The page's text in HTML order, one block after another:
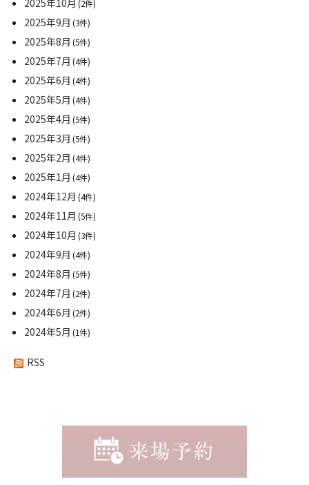
2025年10月 (2件)
2025年9月 (3件)
2025年8月 (5件)
2025年7月 (4件)
2025年6月 (4件)
2025年5月 (4件)
2025年4月 (5件)
2025年3月 (5件)
2025年2月 (4件)
2025年1月 (4件)
2024年12月 (4件)
2024年11月 (5件)
2024年10月 (3件)
2024年9月 (4件)
2024年8月 (5件)
2024年7月 (2件)
2024年6月 (2件)
2024年5月 (1件)
RSS